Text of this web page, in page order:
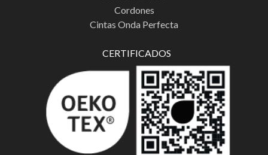
Cordones
Cintas Onda Perfecta
CERTIFICADOS